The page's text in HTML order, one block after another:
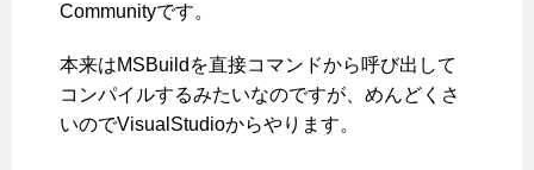
Communityです。
本来はMSBuildを直接コマンドから呼び出して
コンパイルするみたいなのですが、めんどくさ
いのでVisualStudioからやります。